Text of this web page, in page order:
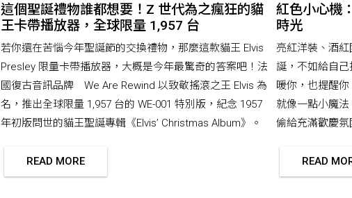
這個聖誕禮物誰都想要！Z 世代為之瘋狂的貓
王卡帶播放器，全球限量 1,957 台
若你還在苦惱今年聖誕節的交換禮物，那麼這款貓王 Elvis
Presley 限量卡帶播放器，大概是今年最驚奇的答案吧！法
國復古音訊品牌 We Are Rewind 以致敬搖滾之王 Elvis 為
名，推出全球限量 1,957 台的 WE-001 特別版，紀念 1957
年初版問世的貓王聖誕專輯《Elvis’ Christmas Album》。
READ MORE
紅色小心機
時光
亮紅洋裝、酒
誕，不如給自
暖你，也提醒
就像一點小魔
偷給充滿歡慶氛
READ